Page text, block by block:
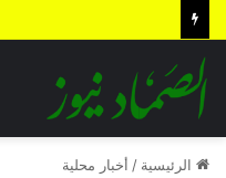
الرئيسية / أخبار محلية